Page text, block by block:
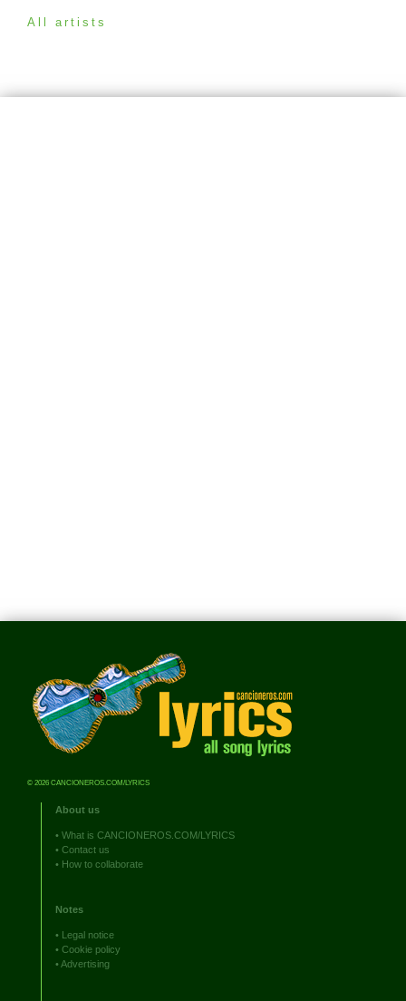
All artists
© 2026 CANCIONEROS.COM/LYRICS
About us
• What is CANCIONEROS.COM/LYRICS
• Contact us
• How to collaborate
Notes
• Legal notice
• Cookie policy
•Advertising